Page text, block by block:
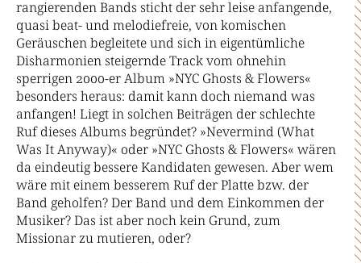
rangierenden Bands sticht der sehr leise anfangende,
quasi beat- und melodiefreie, von komischen
Geräuschen begleitete und sich in eigentümliche
Disharmonien steigernde Track vom ohnehin
sperrigen 2000-er Album »NYC Ghosts & Flowers«
besonders heraus: damit kann doch niemand was
anfangen! Liegt in solchen Beiträgen der schlechte
Ruf dieses Albums begründet? »Nevermind (What
Was It Anyway)« oder »NYC Ghosts & Flowers« wären
da eindeutig bessere Kandidaten gewesen. Aber wem
wäre mit einem besserem Ruf der Platte bzw. der
Band geholfen? Der Band und dem Einkommen der
Musiker? Das ist aber noch kein Grund, zum
Missionar zu mutieren, oder?